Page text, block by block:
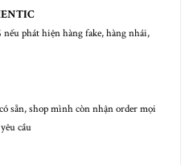
phát hiện hàng fake, hàng nhái,
sẵn, shop mình còn nhận order mọi
cầu